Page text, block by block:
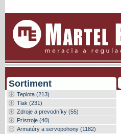
Sortiment
Teplota (213)
Tlak (231)
Zdroje a prevodníky (55)
Prístroje (40)
Armatúry a servopohony (1182)